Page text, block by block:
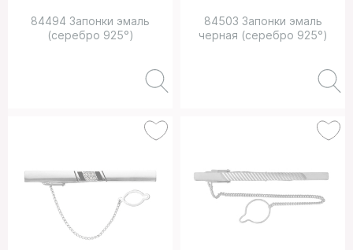
84494 Запонки эмаль
(серебро 925°)
84503 Запонки эмаль
черная (серебро 925°)